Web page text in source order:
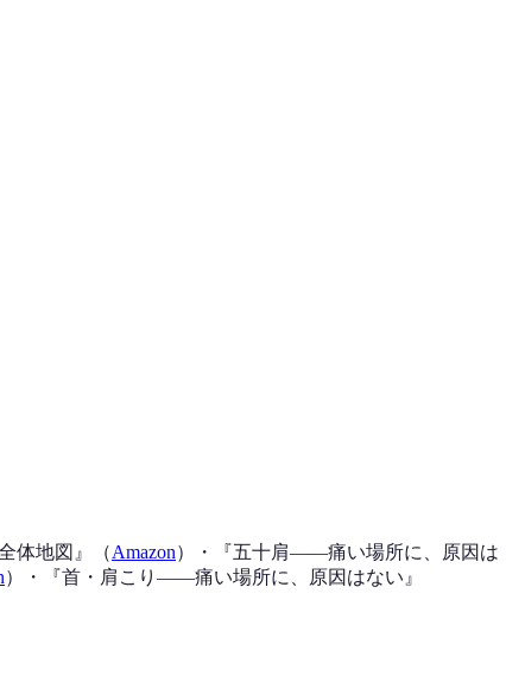
体地図 』（Amazon） ・『五十肩——痛い場所に、原因は
） ・『首・肩こり——痛い場所に、原因はない 』